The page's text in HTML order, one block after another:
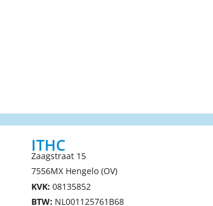
ITHC
Zaagstraat 15
7556MX Hengelo (OV)
KVK: 08135852
BTW: NL001125761B68